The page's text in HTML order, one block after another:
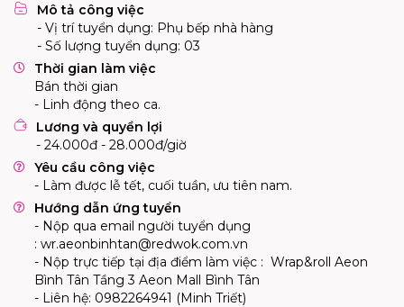
Mô tả công việc
- Vị trí tuyển dụng: Phụ bếp nhà hàng
- Số lượng tuyển dụng: 03
Thời gian làm việc
Bán thời gian
- Linh động theo ca.
Lương và quyền lợi
- 24.000đ - 28.000đ/giờ
Yêu cầu công việc
- Làm được lễ tết, cuối tuần, ưu tiên nam.
Hướng dẫn ứng tuyển
- Nộp qua email người tuyển dụng
: wr.aeonbinhtan@redwok.com.vn
- Nộp trực tiếp tại địa điểm làm việc : Wrap&roll Aeon
Bình Tân Tầng 3 Aeon Mall Bình Tân
- Liên hệ: 0982264941 (Minh Triết)